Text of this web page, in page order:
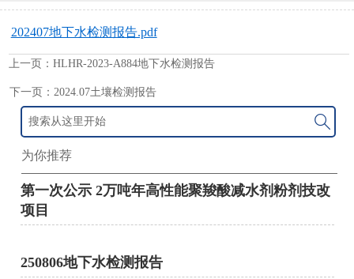
202407地下水检测报告.pdf
上一页： HLHR-2023-A884地下水检测报告
下一页： 2024.07土壤检测报告

为你推荐
第一次公示 2万吨年高性能聚羧酸减水剂粉剂技改
项目
250806地下水检测报告